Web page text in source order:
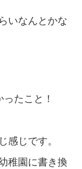
いなんとかな
たこと！
感じです。
稚園に書き換